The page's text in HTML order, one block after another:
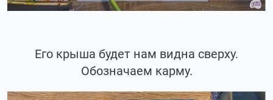
Его крыша будет нам видна сверху.
Обозначаем карму.